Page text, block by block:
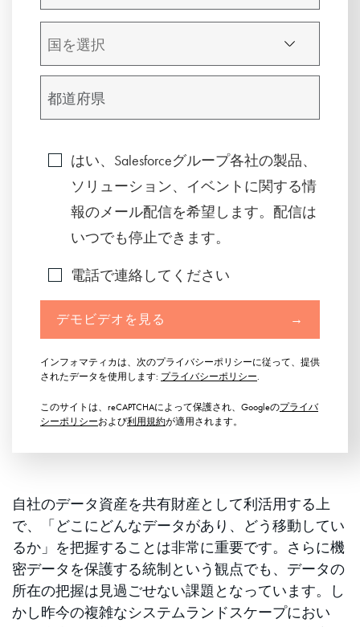
はい、Salesforceグループ各社の製品、
ソリューション、イベントに関する情
報のメール配信を希望します。配信は
いつでも停止できます。
電話で連絡してください
デモビデオを見る →
インフォマティカは、次のプライバシーポリシーに従って、提供
されたデータを使用します: プライバシーポリシー.
このサイトは、reCAPTCHAによって保護され、Googleのプライバ
シーポリシーおよび利用規約が適用されます。
自社のデータ資産を共有財産として利活用する上
で、「どこにどんなデータがあり、どう移動してい
るか」を把握することは非常に重要です。さらに機
密データを保護する統制という観点でも、データの
所在の把握は見過ごせない課題となっています。し
かし昨今の複雑なシステムランドスケープにおい